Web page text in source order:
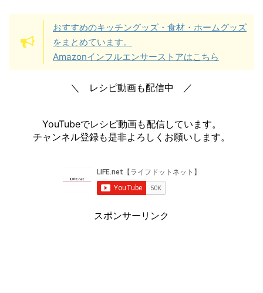
おすすめのキッチングッズ・食材・ホームグッズ
をまとめています。
Amazonインフルエンサーストアはこちら
＼ レシピ動画も配信中 ／
YouTubeでレシピ動画も配信しています。
チャンネル登録も是非よろしくお願いします。
スポンサーリンク